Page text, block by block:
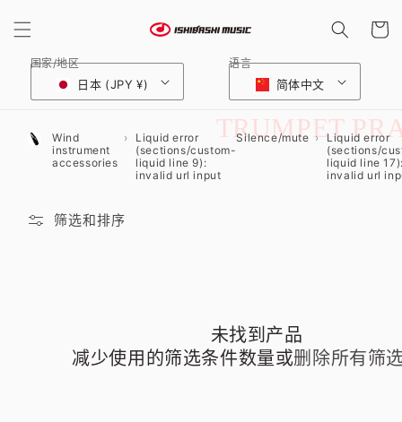
容
国家/地区
日本 (JPY ¥)
语言
简体中文
物
收
藏
TRUMPET
Wind
instrument
accessories
Liquid error
(sections/custom-
liquid line 9):
invalid url input
Silence/mute
Liquid error
(sections/
liquid line
invalid url
筛选和排序
未找到产品
减少使用的筛选条件数量或删除所有筛